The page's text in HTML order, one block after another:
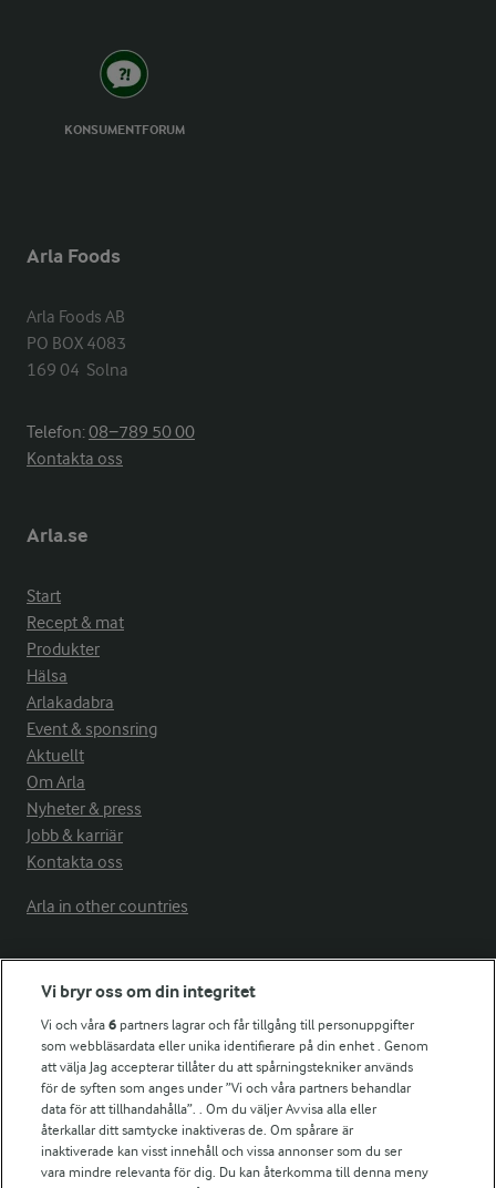
KONSUMENTFORUM
Arla Foods
Arla Foods AB
PO BOX 4083
169 04  Solna
Telefon:08−789 50 00
Kontakta oss
Arla.se
Start
Recept & mat
Produkter
Hälsa
Arlakadabra
Event & sponsring
Aktuellt
Om Arla
Nyheter & press
Jobb & karriär
Kontakta oss
Arla in other countries
Fler Arlasajter
För ägare
Arlas kundportal
Arla.com
Falbygdens Ost
Arla webbshop
Bildbank
Vi bryr oss om din integritet
Vi och våra6 partners lagrar och får tillgång till personuppgifter
som webbläsardata eller unika identifierare på din enhet . Genom
att välja Jag accepterar tillåter du att spårningstekniker används
för de syften som anges under ”Vi och våra partners behandlar
data för att tillhandahålla”. . Om du väljer Avvisa alla eller
återkallar ditt samtycke inaktiveras de. Om spårare är
inaktiverade kan visst innehåll och vissa annonser som du ser
vara mindre relevanta för dig. Du kan återkomma till denna meny